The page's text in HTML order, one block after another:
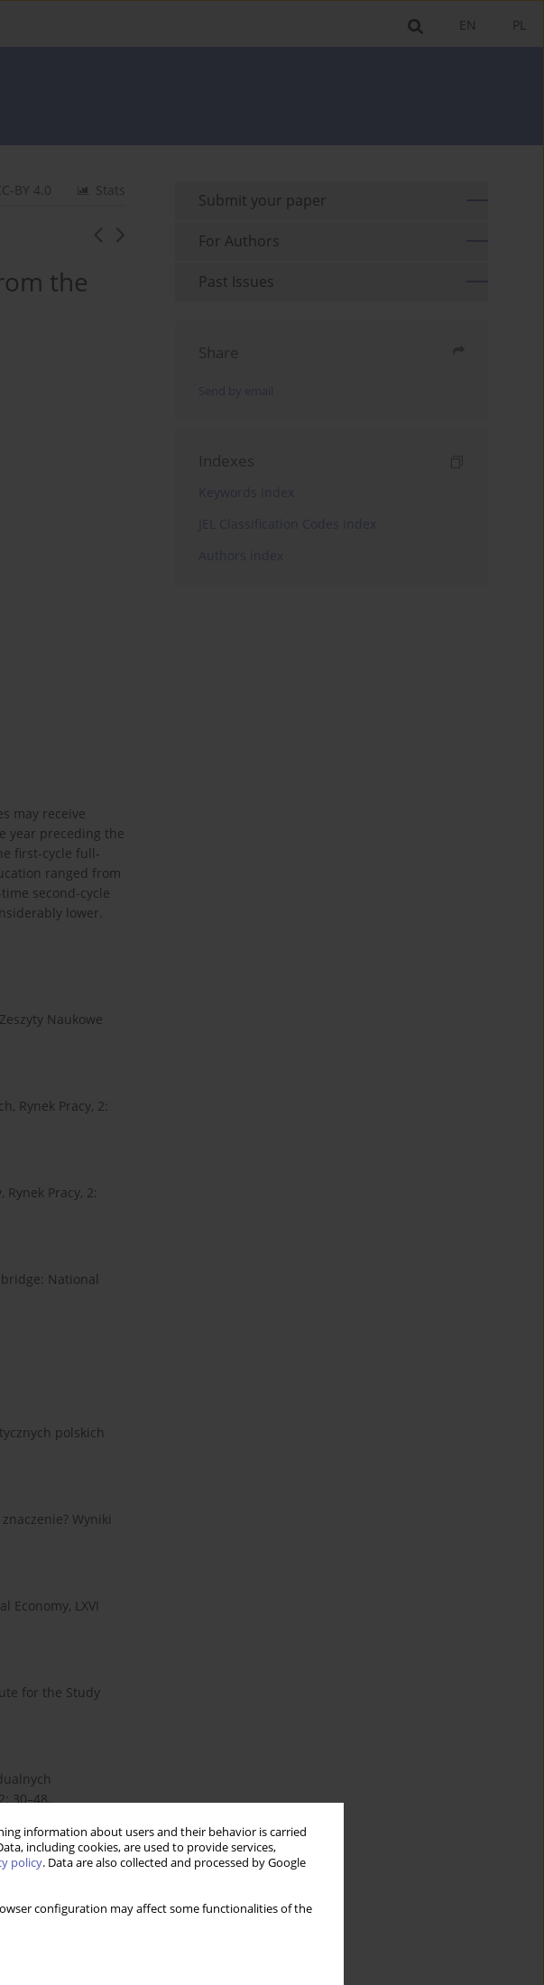
information about users and their behavior is carried
including cookies, are used to provide services,
policy. Data are also collected and processed by Google
configuration may affect some functionalities of the
PL
EN
Stats
BY 4.0
the
may receive
year preceding the
first-cycle full-
ranged from
second-cycle
lower.
Naukowe
Rynek Pracy, 2:
Pracy, 2:
National
polskich
Wyniki
LXVI
for the Study
30–48.
Education
of the
Submit your paper
For Authors
Past Issues
Share
Indexes